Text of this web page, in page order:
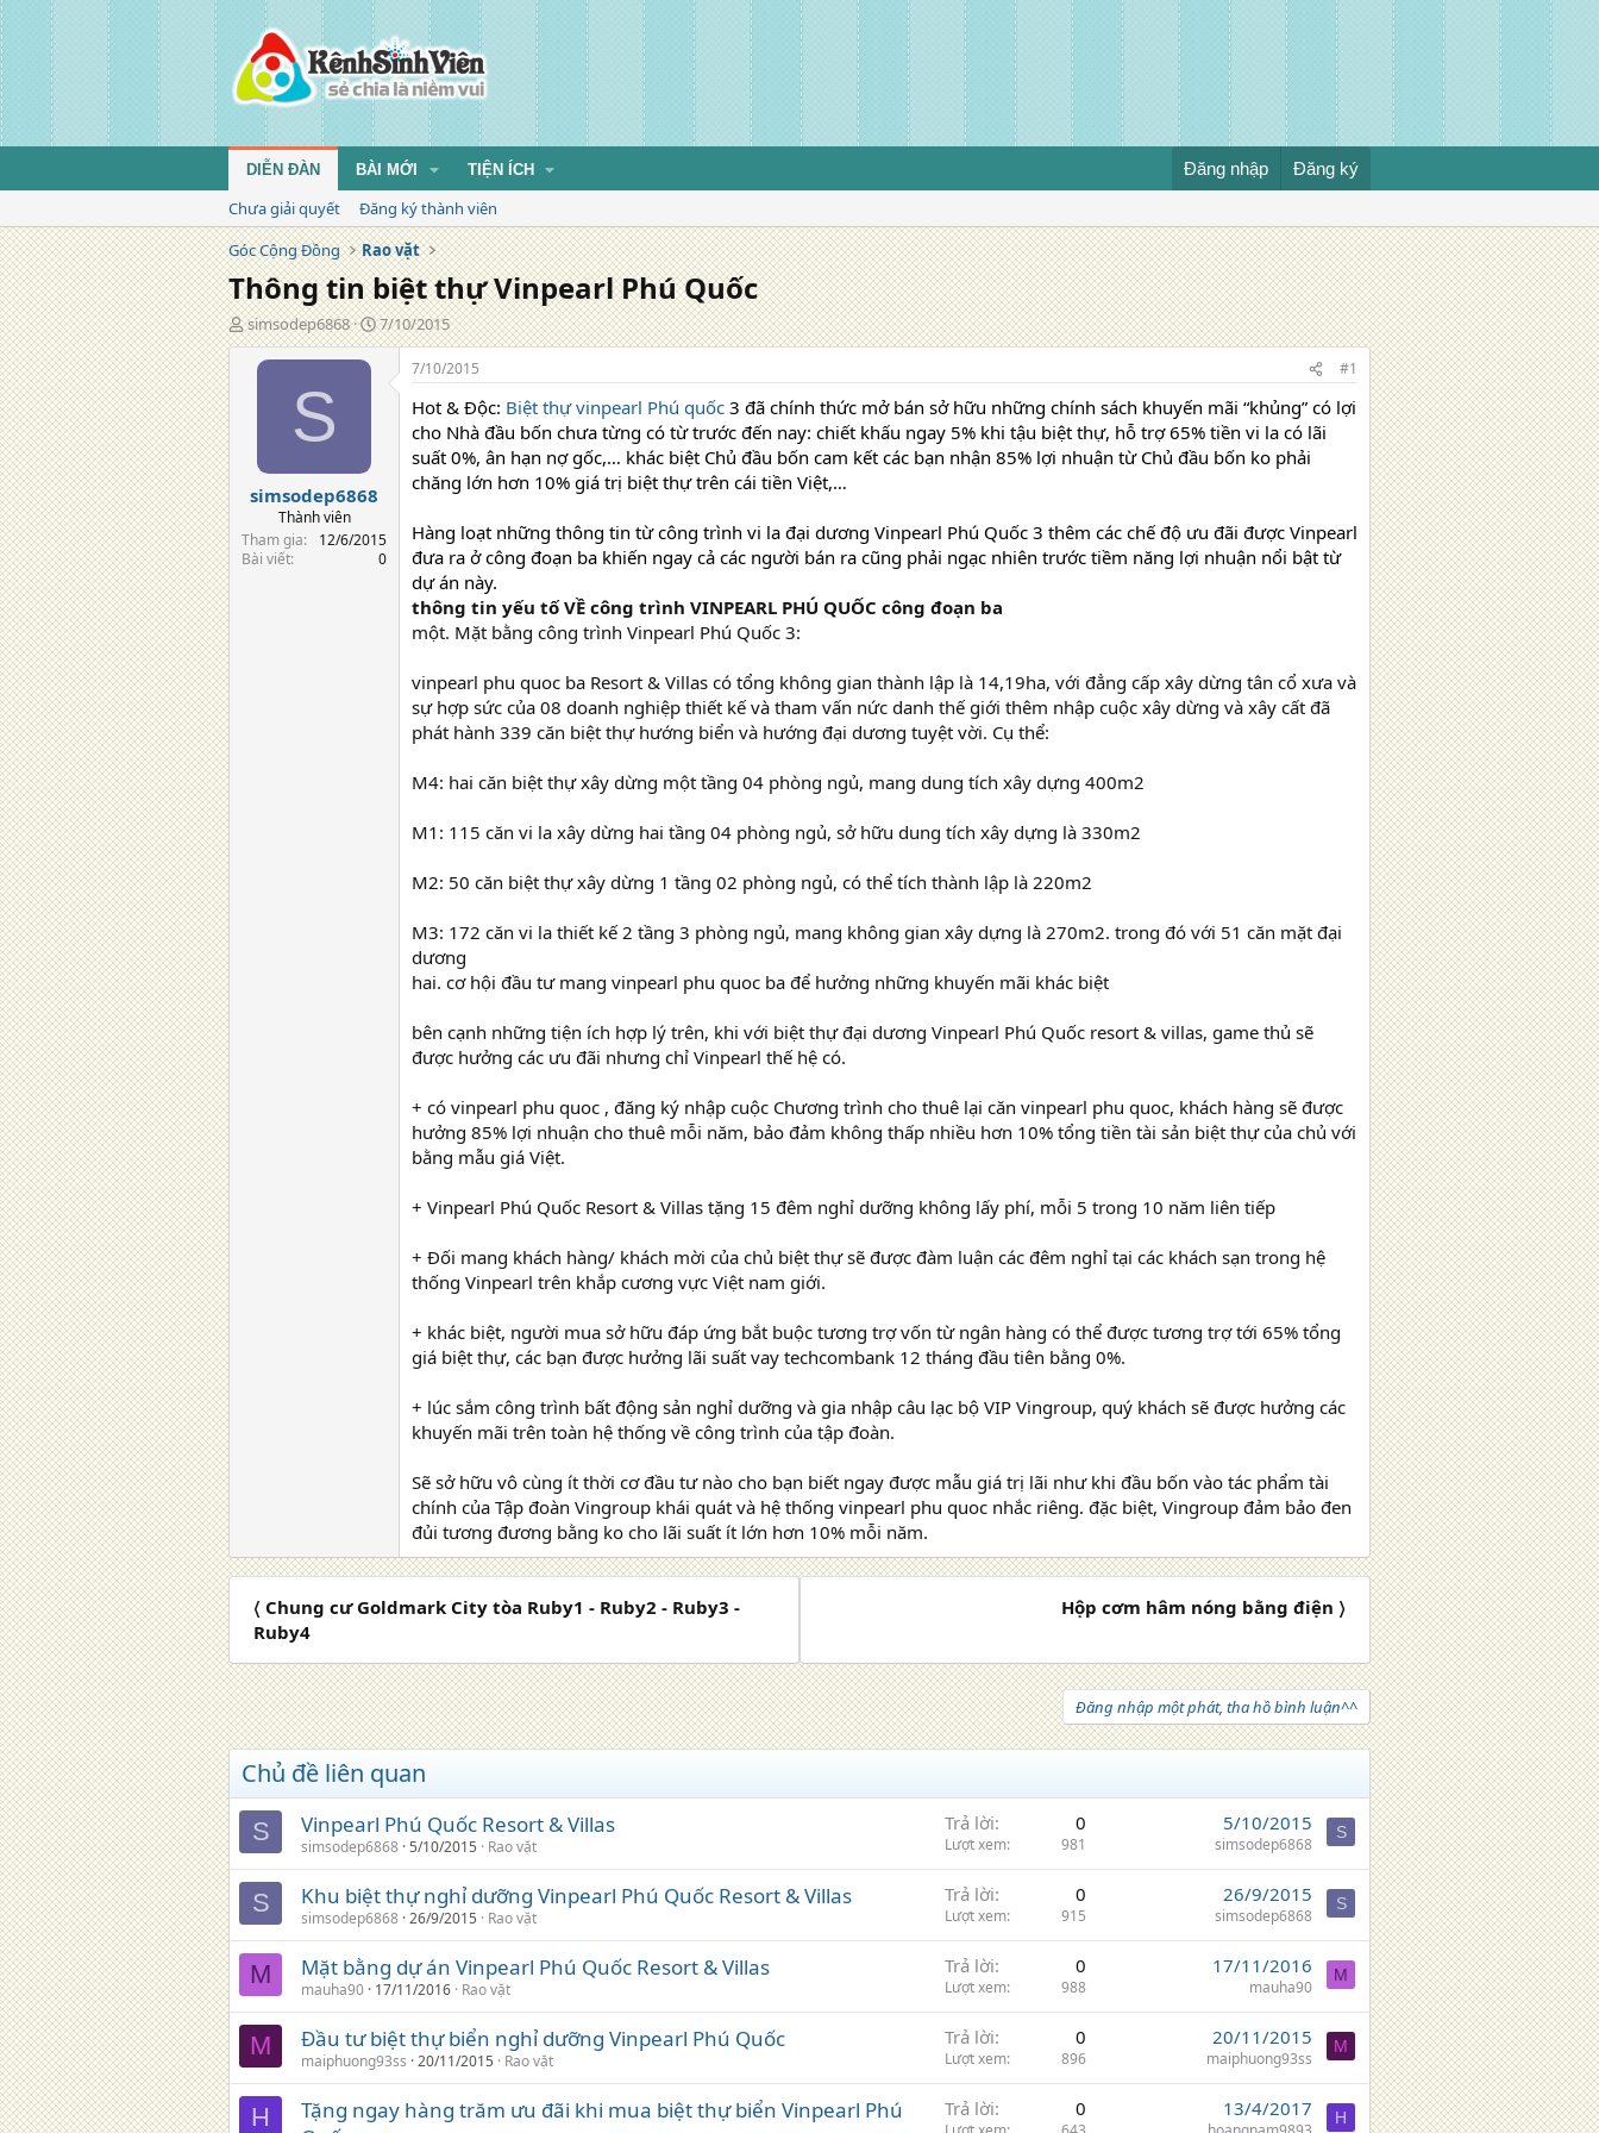
DIỄN ĐÀN BÀI MỚI TIỆN ÍCH Đăng nhập Đăng ký
Chưa giải quyết
Đăng ký thành viên
Góc Cộng Đồng
Rao vặt
Thông tin biệt thự Vinpearl Phú Quốc
T
á
simsodep6868
N
g
7/10/2015
S
simsodep6868
Thành viên
Tham gia
12/6/2015
Bài viết
0
7/10/2015 #1
Hot & Độc: Biệt thự vinpearl Phú quốc 3 đã chính thức mở bán sở hữu những chính sách khuyến mãi “khủng” có lợi
cho Nhà đầu bốn chưa từng có từ trước đến nay: chiết khấu ngay 5% khi tậu biệt thự, hỗ trợ 65% tiền vi la có lãi
suất 0%, ân hạn nợ gốc,… khác biệt Chủ đầu bốn cam kết các bạn nhận 85% lợi nhuận từ Chủ đầu bốn ko phải
chăng lớn hơn 10% giá trị biệt thự trên cái tiền Việt,…
Hàng loạt những thông tin từ công trình vi la đại dương Vinpearl Phú Quốc 3 thêm các chế độ ưu đãi được Vinpearl
đưa ra ở công đoạn ba khiến ngay cả các người bán ra cũng phải ngạc nhiên trước tiềm năng lợi nhuận nổi bật từ
dự án này.
thông tin yếu tố VỀ công trình VINPEARL PHÚ QUỐC công đoạn ba
một. Mặt bằng công trình Vinpearl Phú Quốc 3:
vinpearl phu quoc ba Resort & Villas có tổng không gian thành lập là 14,19ha, với đẳng cấp xây dừng tân cổ xưa và
sự hợp sức của 08 doanh nghiệp thiết kế và tham vấn nức danh thế giới thêm nhập cuộc xây dừng và xây cất đã
phát hành 339 căn biệt thự hướng biển và hướng đại dương tuyệt vời. Cụ thể:
M4: hai căn biệt thự xây dừng một tầng 04 phòng ngủ, mang dung tích xây dựng 400m2
M1: 115 căn vi la xây dừng hai tầng 04 phòng ngủ, sở hữu dung tích xây dựng là 330m2
M2: 50 căn biệt thự xây dừng 1 tầng 02 phòng ngủ, có thể tích thành lập là 220m2
M3: 172 căn vi la thiết kế 2 tầng 3 phòng ngủ, mang không gian xây dựng là 270m2. trong đó với 51 căn mặt đại
dương
hai. cơ hội đầu tư mang vinpearl phu quoc ba để hưởng những khuyến mãi khác biệt
bên cạnh những tiện ích hợp lý trên, khi với biệt thự đại dương Vinpearl Phú Quốc resort & villas, game thủ sẽ
được hưởng các ưu đãi nhưng chỉ Vinpearl thế hệ có.
+ có vinpearl phu quoc , đăng ký nhập cuộc Chương trình cho thuê lại căn vinpearl phu quoc, khách hàng sẽ được
hưởng 85% lợi nhuận cho thuê mỗi năm, bảo đảm không thấp nhiều hơn 10% tổng tiền tài sản biệt thự của chủ với
bằng mẫu giá Việt.
+ Vinpearl Phú Quốc Resort & Villas tặng 15 đêm nghỉ dưỡng không lấy phí, mỗi 5 trong 10 năm liên tiếp
+ Đối mang khách hàng/ khách mời của chủ biệt thự sẽ được đàm luận các đêm nghỉ tại các khách sạn trong hệ
thống Vinpearl trên khắp cương vực Việt nam giới.
+ khác biệt, người mua sở hữu đáp ứng bắt buộc tương trợ vốn từ ngân hàng có thể được tương trợ tới 65% tổng
giá biệt thự, các bạn được hưởng lãi suất vay techcombank 12 tháng đầu tiên bằng 0%.
+ lúc sắm công trình bất động sản nghỉ dưỡng và gia nhập câu lạc bộ VIP Vingroup, quý khách sẽ được hưởng các
khuyến mãi trên toàn hệ thống về công trình của tập đoàn.
Sẽ sở hữu vô cùng ít thời cơ đầu tư nào cho bạn biết ngay được mẫu giá trị lãi như khi đầu bốn vào tác phẩm tài
chính của Tập đoàn Vingroup khái quát và hệ thống vinpearl phu quoc nhắc riêng. đặc biệt, Vingroup đảm bảo đen
đủi tương đương bằng ko cho lãi suất ít lớn hơn 10% mỗi năm.
〈 Chung cư Goldmark City tòa Ruby1 - Ruby2 - Ruby3 -
Ruby4
Hộp cơm hâm nóng bằng điện 〉
Đăng nhập một phát, tha hồ bình luận^^
Chủ đề liên quan
S Vinpearl Phú Quốc Resort & Villas
simsodep6868 5/10/2015 Rao vặt
Trả lời 0
Lượt xem 981
5/10/2015
simsodep6868
S
S Khu biệt thự nghỉ dưỡng Vinpearl Phú Quốc Resort & Villas
simsodep6868 26/9/2015 Rao vặt
Trả lời 0
Lượt xem 915
26/9/2015
simsodep6868
S
M Mặt bằng dự án Vinpearl Phú Quốc Resort & Villas
mauha90 17/11/2016 Rao vặt
Trả lời 0
Lượt xem 988
17/11/2016
mauha90
M
M Đầu tư biệt thự biển nghỉ dưỡng Vinpearl Phú Quốc
maiphuong93ss 20/11/2015 Rao vặt
Trả lời 0
Lượt xem 896
20/11/2015
maiphuong93ss
M
H
Tặng ngay hàng trăm ưu đãi khi mua biệt thự biển Vinpearl Phú
Trả lời 0 13/4/2017 H